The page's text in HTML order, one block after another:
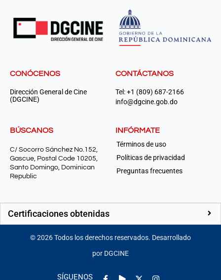
CONÓCENOS
Dirección General de Cine
(DGCINE)
CONTÁCTANOS
Tel: +1 (809) 687-2166
info@dgcine.gob.do
BÚSCANOS
C/ Socorro Sánchez No.152,
Gascue, Postal Code 10205,
Santo Domingo, Dominican
Republic
INFÓRMATE
Términos de uso
Políticas de privacidad
Preguntas frecuentes
Certificaciones obtenidas
©2026Todos los derechos reservados. Desarrollado
por DGCINE
SÍGUENOS
Facebook-
Play Instagram